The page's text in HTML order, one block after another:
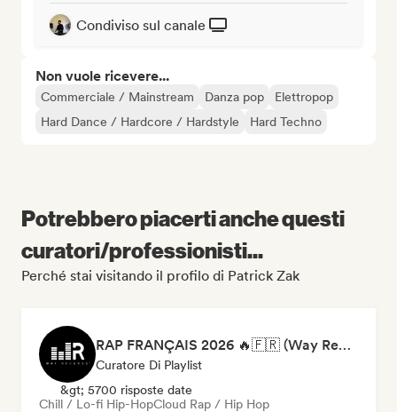
Condiviso sul canale
Non vuole ricevere...
Commerciale / Mainstream Danza pop
Elettropop
Hard Dance / Hardcore / Hardstyle
Hard Techno
Potrebbero piacerti anche questi
curatori/professionisti...
Perché stai visitando il profilo di Patrick Zak
RAP FRANÇAIS 2026 🔥🇫🇷 (Way Records)
Curatore Di Playlist
&gt; 5700 risposte date
Chill / Lo-fi Hip-HopCloud Rap / Hip Hop